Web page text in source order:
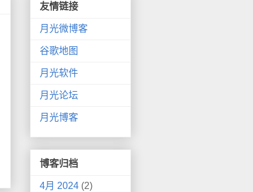
友情链接
月光微博客
谷歌地图
月光软件
月光论坛
月光博客
博客归档
4月 2024 (2)